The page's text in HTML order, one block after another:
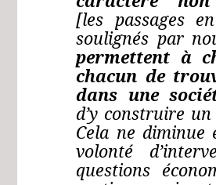
[les passages
soulignés par
permettent à
chacun de
dans une
d’y construire
Cela ne diminue
volonté
questions